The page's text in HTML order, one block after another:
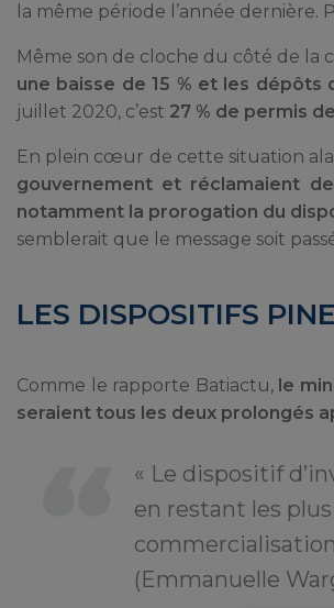
la même période l’année dernière.
Même son de cloche du côté de la
une baisse de 15 % et les
juillet 2020, c’est 27 % de permis
En plein cœur de cette situation
gouvernement et réclamaient
notamment la prorogation du
semblerait que le message soit
LES DISPOSITIFS
Comme le rapporte Batiactu, le
seraient tous les deux prolongés
« Le dispositif
en restant les
(Emmanuelle